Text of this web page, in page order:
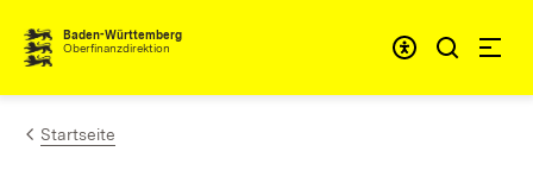
Zum Inhalt springen
Baden-Württemberg
Oberfinanzdirektion
Startseite